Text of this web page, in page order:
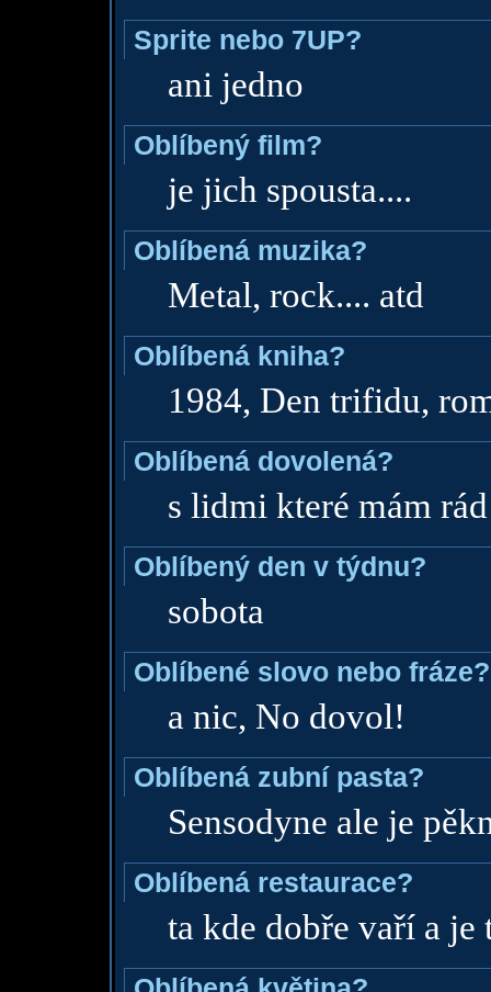
Sprite nebo 7UP?
ani jedno
Oblíbený film?
je jich spousta....
Oblíbená muzika?
Metal, rock.... atd
Oblíbená kniha?
1984, Den trifidu,
Oblíbená dovolená?
s lidmi které mám rád
Oblíbený den v týdnu?
sobota
Oblíbené slovo nebo fráze?
a nic, No dovol!
Oblíbená zubní pasta?
Sensodyne ale je
Oblíbená restaurace?
ta kde dobře vaří a